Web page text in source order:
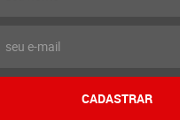
CADASTRAR